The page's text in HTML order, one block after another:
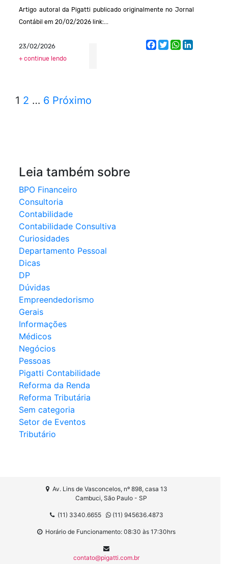
Artigo autoral da Pigatti publicado originalmente no Jornal
Contábil em 20/02/2026 link:...
23/02/2026
+ continue lendo
Facebook
TwitterWhatsApp
LinkedIn
1 2 … 6 Próximo
Leia também sobre
BPO Financeiro
Consultoria
Contabilidade
Contabilidade Consultiva
Curiosidades
Departamento Pessoal
Dicas
DP
Dúvidas
Empreendedorismo
Gerais
Informações
Médicos
Negócios
Pessoas
Pigatti Contabilidade
Reforma da Renda
Reforma Tributária
Sem categoria
Setor de Eventos
Tributário
Av. Lins de Vasconcelos, nº 898, casa 13
Cambuci, São Paulo - SP
(11) 3340.6655 (11) 945636.4873
Horário de Funcionamento: 08:30 às 17:30hrs
contato@pigatti.com.br